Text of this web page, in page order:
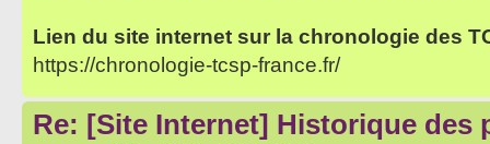
Lien du site internet sur la chronologie des
https://chronologie-tcsp-france.fr/
Re: [Site Internet] Historique des